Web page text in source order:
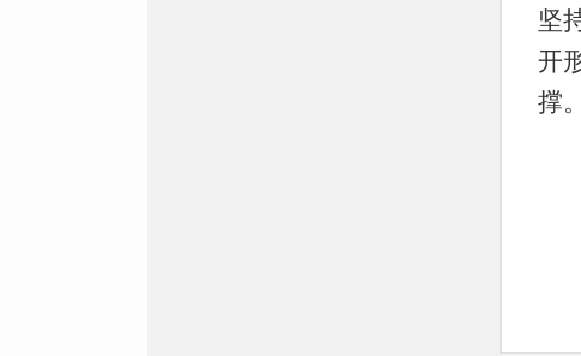
坚
开
撑。
本